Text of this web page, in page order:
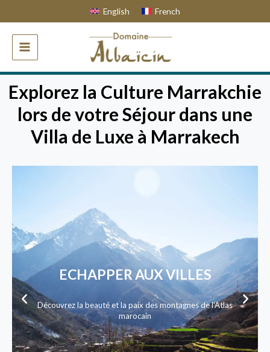
English French
MAIN
MENU
Explorez la Culture Marrakchie
lors de votre Séjour dans une
Villa de Luxe à Marrakech
RENCONTREZ LES GENS
Découvrez la chaleur et l'hospitalité de les famille marocain
P
r
e
v
i
N
e
x
t
s